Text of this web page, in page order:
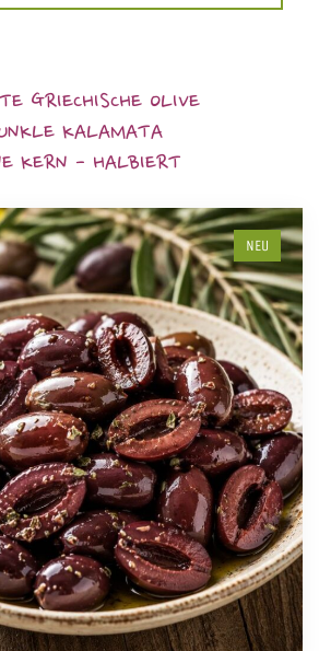
GRIECHISCHE OLIVE
KALAMATA
KERN - HALBIERT
NEU